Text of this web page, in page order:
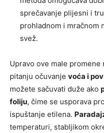
sprečavanje plijesni i
prohladnom i mračnom
svež.
Upravo ove male
pitanju očuvanje voća i
možete sačuvati duže ako
foliju, čime se usporava
ispuštanje etilena.
temperaturi, stabljikom